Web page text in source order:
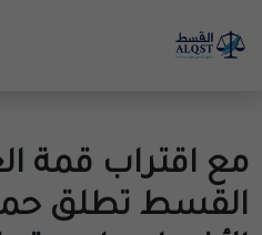
مع اقتراب قمة
القسط تطلق